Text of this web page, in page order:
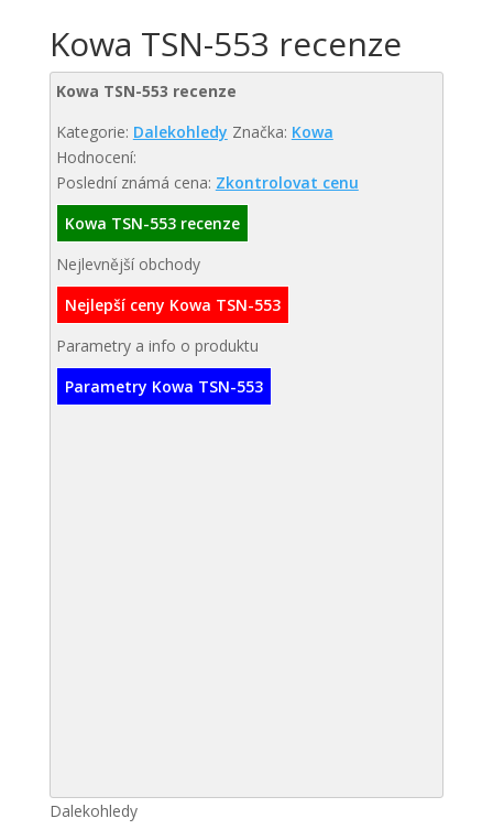
Kowa TSN-553 recenze
Kowa TSN-553 recenze
Kategorie: Dalekohledy Značka: Kowa
Hodnocení:
Poslední známá cena: Zkontrolovat cenu
Kowa TSN-553 recenze
Nejlevnější obchody
Nejlepší ceny Kowa TSN-553
Parametry a info o produktu
Parametry Kowa TSN-553
Dalekohledy